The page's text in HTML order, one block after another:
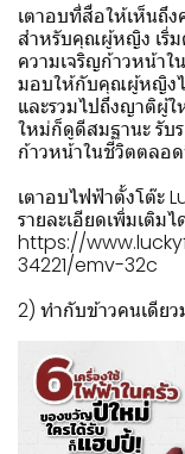
เตาอบที่สื่อให้เห็นถึ
สำหรับคุณผู้หญิง เริ่
ความเจริญก้าวหน้า
มอบให้กับคุณผู้หญิงไ
และรวมไปถึงญาติผู้
ใหม่ก็ดูดีสมฐานะ รับ
ก้าวหน้าในชีวิตตลอ
เตาอบไฟฟ้าตั้งโต๊ะ
รายละเอียดเพิ่มเติม
https://
34221/emv-32c
2) ทำกับข้าวคนเดีย